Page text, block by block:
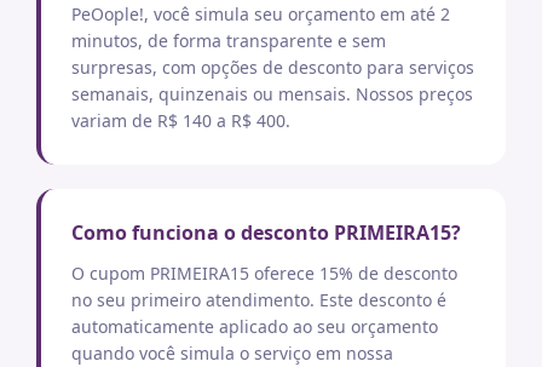
PeOople!, você simula seu orçamento em até 2
minutos, de forma transparente e sem
surpresas, com opções de desconto para serviços
semanais, quinzenais ou mensais. Nossos preços
variam de R$ 140 a R$ 400.
Como funciona o desconto PRIMEIRA15?
O cupom PRIMEIRA15 oferece 15% de desconto
no seu primeiro atendimento. Este desconto é
automaticamente aplicado ao seu orçamento
quando você simula o serviço em nossa